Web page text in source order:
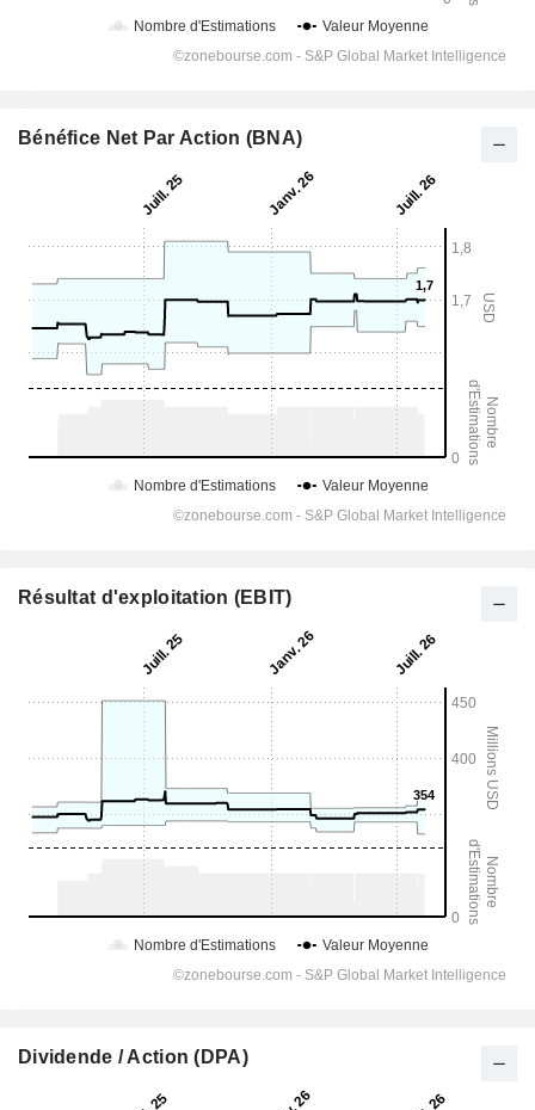
Bénéfice Net Par Action (BNA)
Résultat d'exploitation (EBIT)
Dividende / Action (DPA)